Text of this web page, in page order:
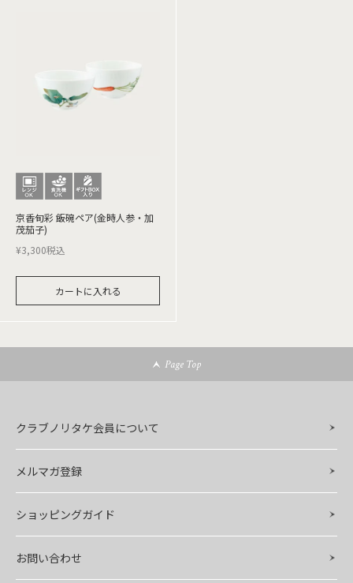
京香旬彩 飯碗ペア(金時人参・加
茂茄子)
¥3,300税込
カートに入れる
Page Top
クラブノリタケ会員について
メルマガ登録
ショッピングガイド
お問い合わせ